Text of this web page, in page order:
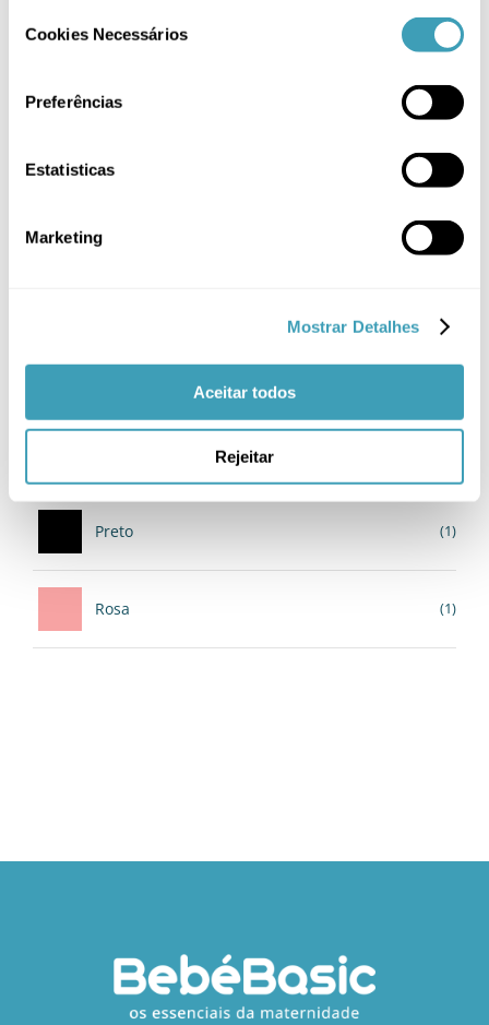
Selection
Cookies Necessários
Preferências
Estatisticas
Marketing
Mostrar Detalhes
Aceitar todos
Rejeitar
Passeio (5)
Têxtil
(14)
Preto (1)
Rosa (1)